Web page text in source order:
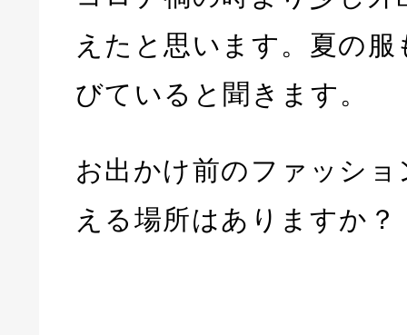
えたと思います。夏の
びていると聞きます。
お出かけ前のファッシ
える場所はありますか？